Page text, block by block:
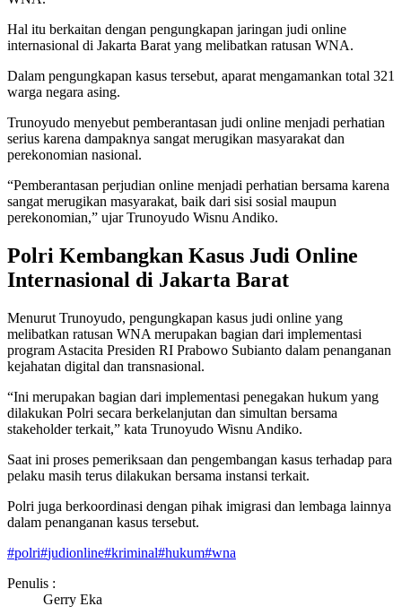
Hal itu berkaitan dengan pengungkapan jaringan judi online
internasional di Jakarta Barat yang melibatkan ratusan WNA.
Dalam pengungkapan kasus tersebut, aparat mengamankan total 321
warga negara asing.
Trunoyudo menyebut pemberantasan judi online menjadi perhatian
serius karena dampaknya sangat merugikan masyarakat dan
perekonomian nasional.
“Pemberantasan perjudian online menjadi perhatian bersama karena
sangat merugikan masyarakat, baik dari sisi sosial maupun
perekonomian,” ujar Trunoyudo Wisnu Andiko.
Polri Kembangkan Kasus Judi Online
Internasional di Jakarta Barat
Menurut Trunoyudo, pengungkapan kasus judi online yang
melibatkan ratusan WNA merupakan bagian dari implementasi
program Astacita Presiden RI Prabowo Subianto dalam penanganan
kejahatan digital dan transnasional.
“Ini merupakan bagian dari implementasi penegakan hukum yang
dilakukan Polri secara berkelanjutan dan simultan bersama
stakeholder terkait,” kata Trunoyudo Wisnu Andiko.
Saat ini proses pemeriksaan dan pengembangan kasus terhadap para
pelaku masih terus dilakukan bersama instansi terkait.
Polri juga berkoordinasi dengan pihak imigrasi dan lembaga lainnya
dalam penanganan kasus tersebut.
#polri#judionline#kriminal#hukum#wna
Penulis :
Gerry Eka